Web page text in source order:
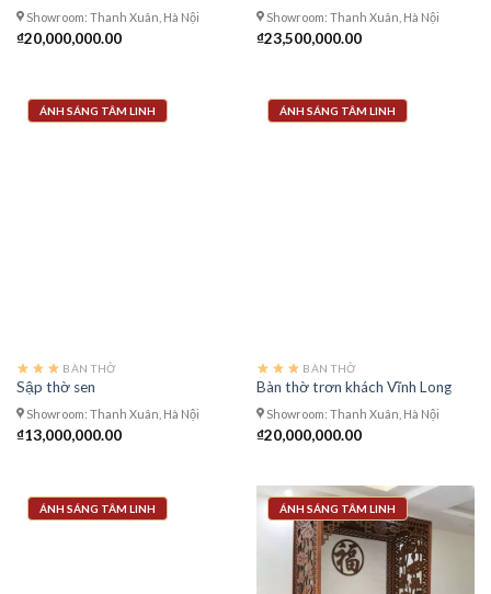
Showroom: Thanh Xuân, Hà Nội
₫20,000,000.00
Showroom: Thanh Xuân, Hà Nội
₫23,500,000.00
ÁNH SÁNG TÂM LINH
BÀN THỜ
Sập thờ sen
Showroom: Thanh Xuân, Hà Nội
₫13,000,000.00
ÁNH SÁNG TÂM LINH
BÀN THỜ
Bàn thờ trơn khách Vĩnh Long
Showroom: Thanh Xuân, Hà Nội
₫20,000,000.00
ÁNH SÁNG TÂM LINH ÁNH SÁNG TÂM LINH